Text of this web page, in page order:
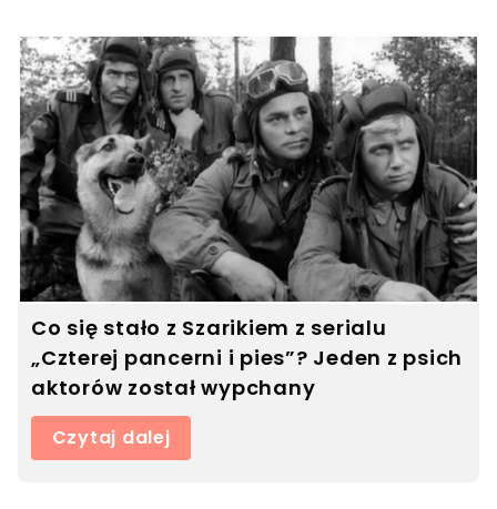
Co się stało z Szarikiem z serialu
„Czterej pancerni i pies”? Jeden z psich
aktorów został wypchany
Czytaj dalej